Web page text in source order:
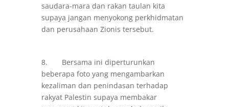
saudara-mara dan rakan taulan kita
supaya jangan menyokong perkhidmatan
dan perusahaan Zionis tersebut.
8. Bersama ini diperturunkan
beberapa foto yang mengambarkan
kezaliman dan penindasan terhadap
rakyat Palestin supaya membakar